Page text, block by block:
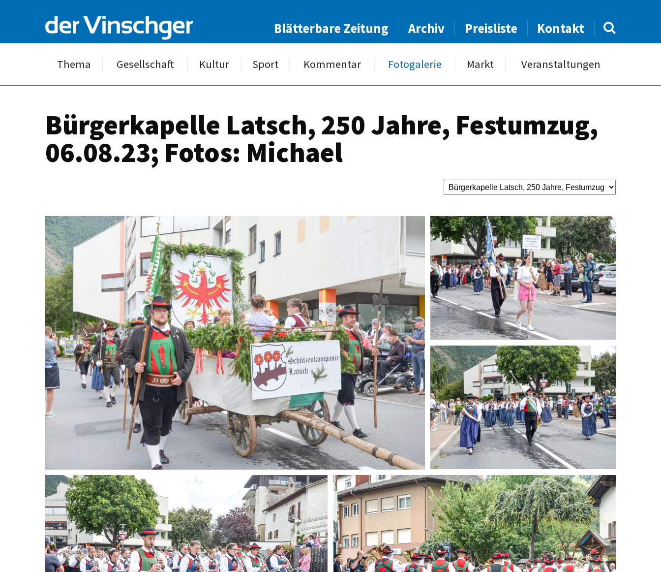
Blätterbare Zeitung Archiv Preisliste Kontakt
Thema Gesellschaft Kultur Sport Kommentar Fotogalerie Markt Veranstaltungen
Bürgerkapelle Latsch, 250 Jahre, Festumzug,
06.08.23; Fotos: Michael